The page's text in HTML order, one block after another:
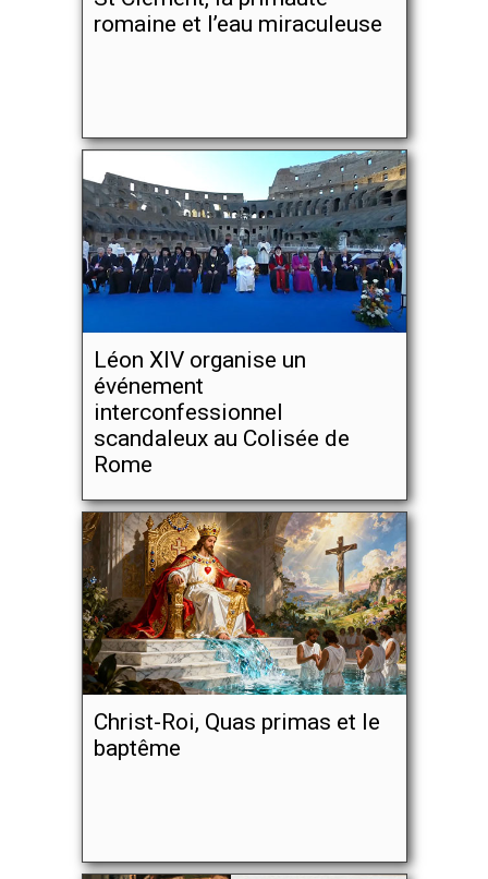
romaine et l’eau miraculeuse
Léon XIV organise un
événement
interconfessionnel
scandaleux au Colisée de
Rome
Christ-Roi, Quas primas et le
baptême